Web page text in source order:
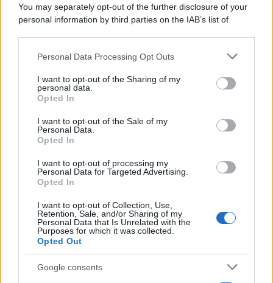
You may separately opt-out of the further disclosure of your
personal information by third parties on the IAB’s list of
This information may also be disclosed by us to third parties
disclose it to other third parties.
Please note that this website/app uses one or more Google
services and may gather and store information including but
not limited to your visit or usage behaviour. You may click to
grant or deny consent to Google and its third-party tags to
consent section.
Personal Data Processing Opt Outs
I want to opt-out of the Sharing of my
personal data.
Opted In
I want to opt-out of the Sale of my
Personal Data.
Opted In
I want to opt-out of processing my
Personal Data for Targeted Advertising.
Opted In
I want to opt-out of Collection, Use,
Retention, Sale, and/or Sharing of my
Personal Data that Is Unrelated with the
Purposes for which it was collected.
Opted Out
Google consents